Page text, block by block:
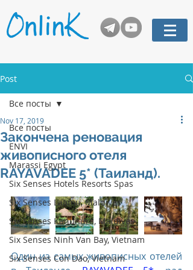
Post
Все посты
ENVI
Marassi Egypt
Six Senses Hotels Resorts Spas
Six Senses Laamu, Maldives
Six Senses Kanuhura, Maldives
Six Senses Ninh Van Bay, Vietnam
Six Senses Con Dao, Vietnam
Все посты
Закончена реновация
живописного отеля
RAYAVADEE 5* (Таиланд).
Nov 17, 2019
Один из самых живописных отелей